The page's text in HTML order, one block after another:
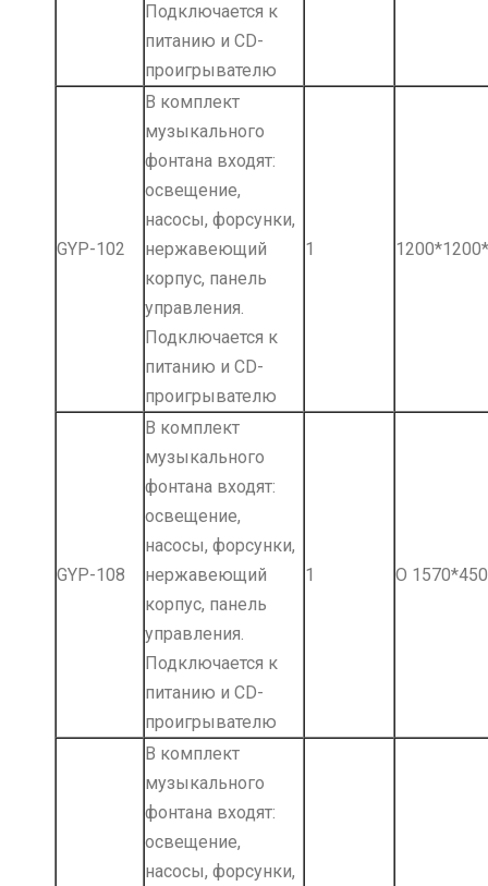
Подключается к
питанию и СD-
проигрывателю
GYP-102
В комплект
музыкального
фонтана входят:
освещение,
насосы, форсунки,
нержавеющий
корпус, панель
управления.
Подключается к
питанию и СD-
проигрывателю
1
GYP-108
В комплект
музыкального
фонтана входят:
освещение,
насосы, форсунки,
нержавеющий
корпус, панель
управления.
Подключается к
питанию и СD-
проигрывателю
1 О 1570*450
В комплект
музыкального
фонтана входят:
освещение,
насосы, форсунки,